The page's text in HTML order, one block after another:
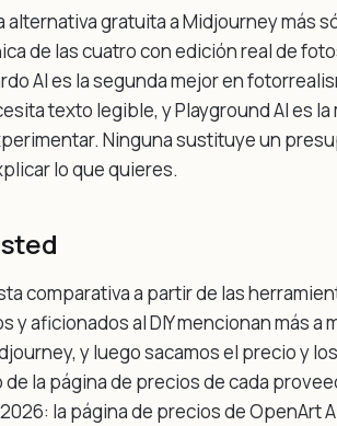
alternativa gratuita a Midjourney más
de las cuatro con edición real de
AI es la segunda mejor en
texto legible, y Playground AI es la
Ninguna sustituye un
lo que quieres.
comparativa a partir de las
y aficionados al DIY mencionan más a
y luego sacamos el precio y
la página de precios de cada
la página de precios de OpenArt